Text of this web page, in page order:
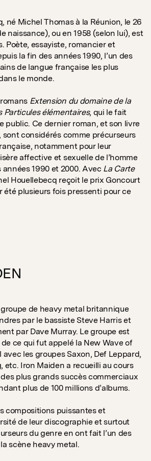
né Michel Thomas à la Réunion, le 26
naissance), ou en 1958 (selon lui), est
Poète, essayiste, romancier et
la fin des années 1990, l’un des
de langue française les plus
le monde.
Extension du domaine de la
Particules élémentaires, qui le fait
public. Ce dernier roman, et son livre
sont considérés comme précurseurs
notamment pour leur
affective et sexuelle de l’homme
1990 et 2000. Avec La Carte
Houellebecq reçoit le prix Goncourt
été plusieurs fois pressenti pour ce
de heavy metal britannique
par le bassiste Steve Harris et
par Dave Murray. Le groupe est
ce qui fut appelé la New Wave of
les groupes Saxon, Def Leppard,
etc. Iron Maiden a recueilli au cours
plus grands succès commerciaux
plus de 100 millions d’albums.
compositions puissantes et
de leur discographie et surtout
du genre en ont fait l’un des
scène heavy metal.